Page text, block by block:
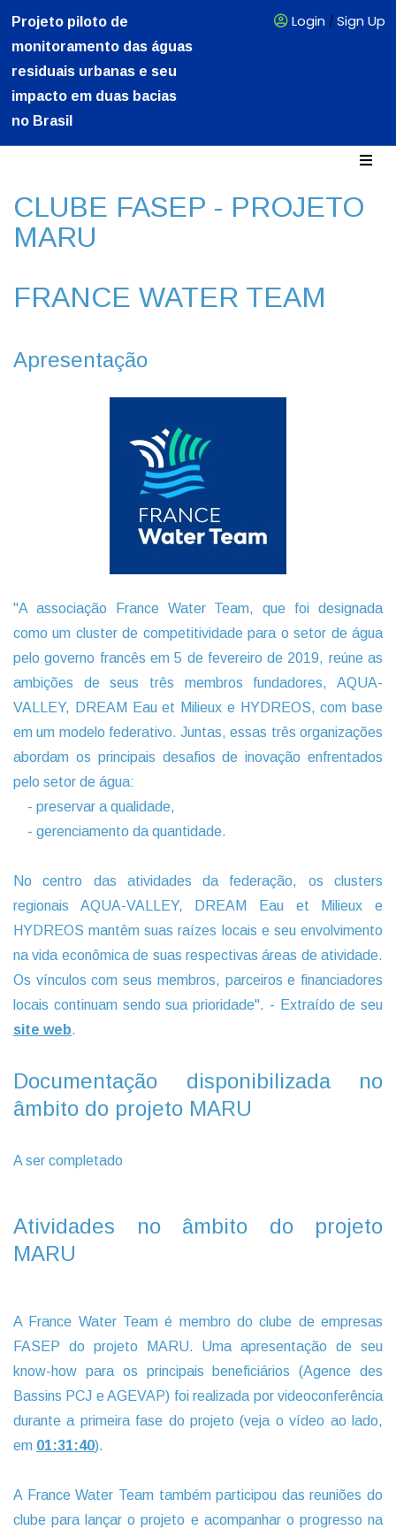
Projeto piloto de
monitoramento das águas
residuais urbanas e seu
impacto em duas bacias
no Brasil
Login / Sign Up
CLUBE FASEP - PROJETO
MARU
FRANCE WATER TEAM
Apresentação
"A associação France Water Team, que foi designada
como um cluster de competitividade para o setor de água
pelo governo francês em 5 de fevereiro de 2019, reúne as
ambições de seus três membros fundadores, AQUA-
VALLEY, DREAM Eau et Milieux e HYDREOS, com base
em um modelo federativo. Juntas, essas três organizações
abordam os principais desafios de inovação enfrentados
pelo setor de água:
- preservar a qualidade,
- gerenciamento da quantidade.
No centro das atividades da federação, os clusters
regionais AQUA-VALLEY, DREAM Eau et Milieux e
HYDREOS mantêm suas raízes locais e seu envolvimento
na vida econômica de suas respectivas áreas de atividade.
Os vínculos com seus membros, parceiros e financiadores
locais continuam sendo sua prioridade". - Extraído de seu
site web.
Documentação disponibilizada no
âmbito do projeto MARU
A ser completado
Atividades no âmbito do projeto
MARU
A France Water Team é membro do clube de empresas
FASEP do projeto MARU. Uma apresentação de seu
know-how para os principais beneficiários (Agence des
Bassins PCJ e AGEVAP) foi realizada por videoconferência
durante a primeira fase do projeto (veja o vídeo ao lado,
em 01:31:40).
A France Water Team também participou das reuniões do
clube para lançar o projeto e acompanhar o progresso na